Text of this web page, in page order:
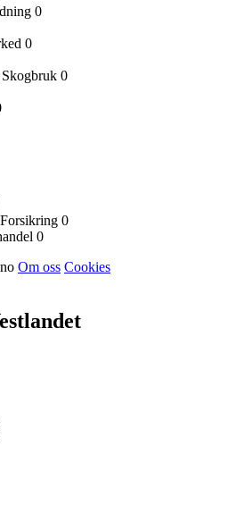
0
0
0
0
0
Om oss Cookies